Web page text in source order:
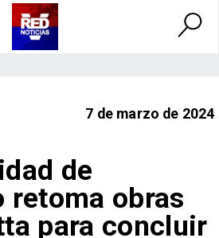
7 de marzo de 2024
de
retoma obras
para concluir